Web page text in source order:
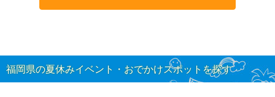
福岡県の夏休みイベント・おでかけスポットを探す